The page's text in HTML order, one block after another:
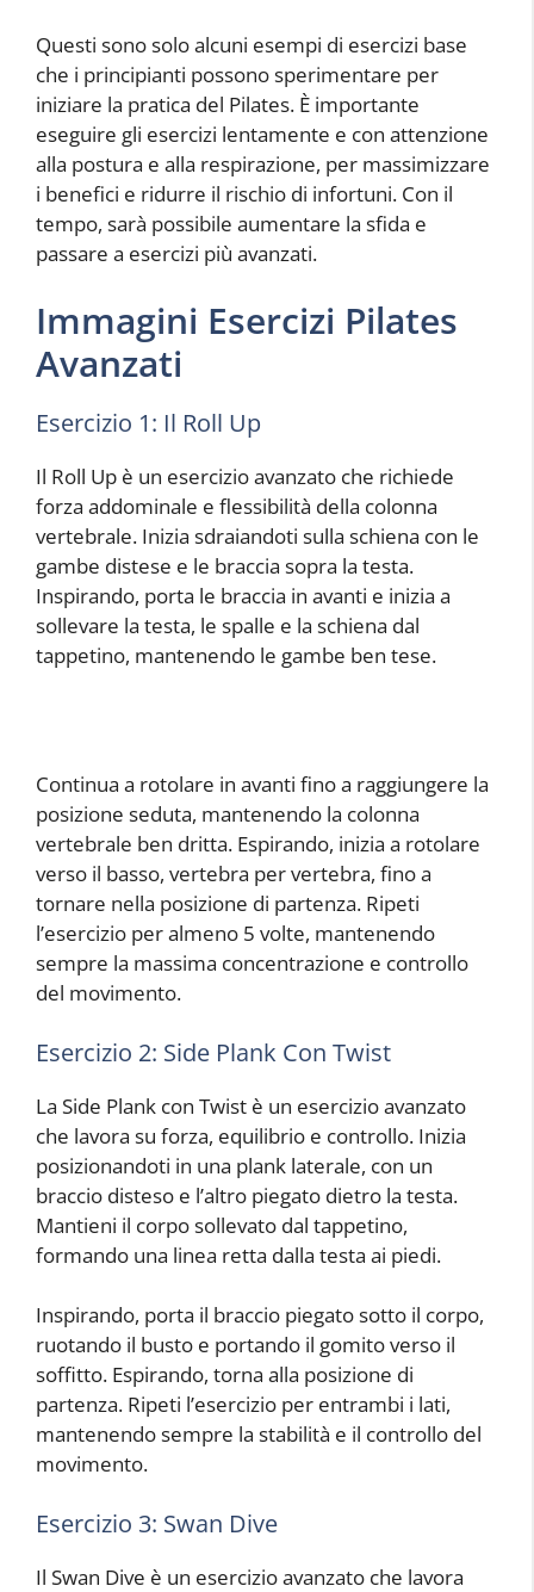
Questi sono solo alcuni esempi di esercizi base
che i principianti possono sperimentare per
iniziare la pratica del Pilates. È importante
eseguire gli esercizi lentamente e con attenzione
alla postura e alla respirazione, per massimizzare
i benefici e ridurre il rischio di infortuni. Con il
tempo, sarà possibile aumentare la sfida e
passare a esercizi più avanzati.
Immagini Esercizi Pilates
Avanzati
Esercizio 1: Il Roll Up
Il Roll Up è un esercizio avanzato che richiede
forza addominale e flessibilità della colonna
vertebrale. Inizia sdraiandoti sulla schiena con le
gambe distese e le braccia sopra la testa.
Inspirando, porta le braccia in avanti e inizia a
sollevare la testa, le spalle e la schiena dal
tappetino, mantenendo le gambe ben tese.
Continua a rotolare in avanti fino a raggiungere la
posizione seduta, mantenendo la colonna
vertebrale ben dritta. Espirando, inizia a rotolare
verso il basso, vertebra per vertebra, fino a
tornare nella posizione di partenza. Ripeti
l’esercizio per almeno 5 volte, mantenendo
sempre la massima concentrazione e controllo
del movimento.
Esercizio 2: Side Plank Con Twist
La Side Plank con Twist è un esercizio avanzato
che lavora su forza, equilibrio e controllo. Inizia
posizionandoti in una plank laterale, con un
braccio disteso e l’altro piegato dietro la testa.
Mantieni il corpo sollevato dal tappetino,
formando una linea retta dalla testa ai piedi.
Inspirando, porta il braccio piegato sotto il corpo,
ruotando il busto e portando il gomito verso il
soffitto. Espirando, torna alla posizione di
partenza. Ripeti l’esercizio per entrambi i lati,
mantenendo sempre la stabilità e il controllo del
movimento.
Esercizio 3: Swan Dive
Il Swan Dive è un esercizio avanzato che lavora